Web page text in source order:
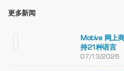
更多新闻
Motive 网上
持21种语言
07/13/2026